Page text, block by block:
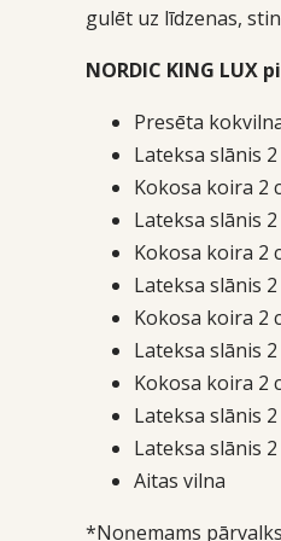
gulēt uz līdzenas,
NORDIC KING LUX
Presēta
Lateksa slānis 2
Kokosa koira 2
Lateksa slānis 2
Kokosa koira 2
Lateksa slānis 2
Kokosa koira 2
Lateksa slānis 2
Kokosa koira 2
Lateksa slānis 2
Lateksa slānis 2
Aitas vilna
*Noņemams